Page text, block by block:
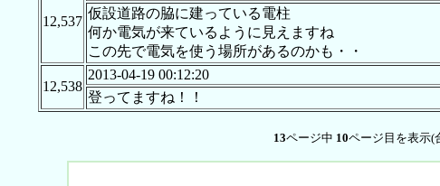
12,537
仮設道路の脇に建っている電柱
何か電気が来ているように見えますね
この先で電気を使う場所があるのかも・・
12,538
2013-04-19 00:12:20
登ってますね！！
13ページ中 10ページ目を表示(